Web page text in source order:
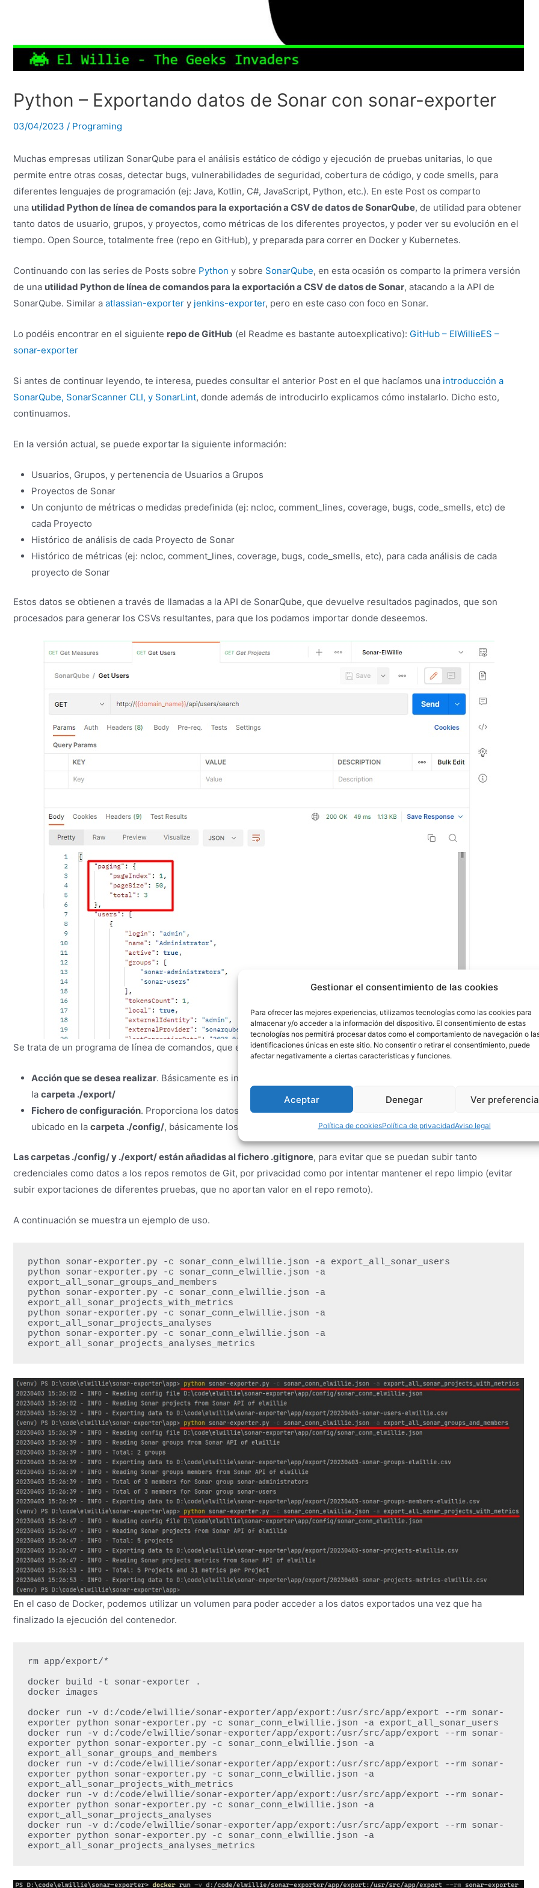
Gestionar el consentimiento de las cookies
Para ofrecer las mejores experiencias, utilizamos tecnologías como las cookies para
almacenar y/o acceder a la información del dispositivo. El consentimiento de estas
tecnologías nos permitirá procesar datos como el comportamiento de navegación o
identificaciones únicas en este sitio. No consentir o retirar el consentimiento, puede
afectar negativamente a ciertas características y funciones.
Aceptar Denegar Ver
Política de cookiesPolítica de privacidadAviso legal
Python – Exportando datos de Sonar con sonar-exporter
03/04/2023 / Programing
Muchas empresas utilizan SonarQube para el análisis estático de código y ejecución de pruebas unitarias, lo que
permite entre otras cosas, detectar bugs, vulnerabilidades de seguridad, cobertura de código, y code smells, para
diferentes lenguajes de programación (ej: Java, Kotlin, C#, JavaScript, Python, etc.). En este Post os comparto
una utilidad Python de línea de comandos para la exportación a CSV de datos de SonarQube, de utilidad para obtener
tanto datos de usuario, grupos, y proyectos, como métricas de los diferentes proyectos, y poder ver su evolución en el
tiempo. Open Source, totalmente free (repo en GitHub), y preparada para correr en Docker y Kubernetes.
Continuando con las series de Posts sobre Python y sobre SonarQube, en esta ocasión os comparto la primera versión
de una utilidad Python de línea de comandos para la exportación a CSV de datos de Sonar, atacando a la API de
SonarQube. Similar a atlassian-exporter y jenkins-exporter, pero en este caso con foco en Sonar.
Lo podéis encontrar en el siguiente repo de GitHub (el Readme es bastante autoexplicativo): GitHub – ElWillieES –
sonar-exporter
Si antes de continuar leyendo, te interesa, puedes consultar el anterior Post en el que hacíamos una introducción a
SonarQube, SonarScanner CLI, y SonarLint, donde además de introducirlo explicamos cómo instalarlo. Dicho esto,
continuamos.
En la versión actual, se puede exportar la siguiente información:
Usuarios, Grupos, y pertenencia de Usuarios a Grupos
Proyectos de Sonar
Un conjunto de métricas o medidas predefinida (ej: ncloc, comment_lines, coverage, bugs, code_smells, etc) de
cada Proyecto
Histórico de análisis de cada Proyecto de Sonar
Histórico de métricas (ej: ncloc, comment_lines, coverage, bugs, code_smells, etc), para cada análisis de cada
proyecto de Sonar
Estos datos se obtienen a través de llamadas a la API de SonarQube, que devuelve resultados paginados, que son
procesados para generar los CSVs resultantes, para que los podamos importar donde deseemos.
Se trata de un programa de línea de comandos, que espera recibir dos parámetros:
Acción que se desea realizar. Básicamente es indicar qué datos deseamos exportar, que se generarán en
la carpeta ./export/
Fichero de configuración. Proporciona los datos de conexión en un fichero JSON con una formato determinado
ubicado en la carpeta ./config/, básicamente los datos de conexión a Sonar.
Las carpetas ./config/ y ./export/ están añadidas al fichero .gitignore, para evitar que se puedan subir tanto
credenciales como datos a los repos remotos de Git, por privacidad como por intentar mantener el repo limpio (evitar
subir exportaciones de diferentes pruebas, que no aportan valor en el repo remoto).
A continuación se muestra un ejemplo de uso.
python sonar-exporter.py -c sonar_conn_elwillie.json -a export_all_sonar_users
python sonar-exporter.py -c sonar_conn_elwillie.json -a
export_all_sonar_groups_and_members
python sonar-exporter.py -c sonar_conn_elwillie.json -a
export_all_sonar_projects_with_metrics
python sonar-exporter.py -c sonar_conn_elwillie.json -a
export_all_sonar_projects_analyses
python sonar-exporter.py -c sonar_conn_elwillie.json -a
export_all_sonar_projects_analyses_metrics
En el caso de Docker, podemos utilizar un volumen para poder acceder a los datos exportados una vez que ha
finalizado la ejecución del contenedor.
rm app/export/*
docker build -t sonar-exporter .
docker images
docker run -v d:/code/elwillie/sonar-exporter/app/export:/usr/src/app/export --rm sonar-
exporter python sonar-exporter.py -c sonar_conn_elwillie.json -a export_all_sonar_users
docker run -v d:/code/elwillie/sonar-exporter/app/export:/usr/src/app/export --rm sonar-
exporter python sonar-exporter.py -c sonar_conn_elwillie.json -a
export_all_sonar_groups_and_members
docker run -v d:/code/elwillie/sonar-exporter/app/export:/usr/src/app/export --rm sonar-
exporter python sonar-exporter.py -c sonar_conn_elwillie.json -a
export_all_sonar_projects_with_metrics
docker run -v d:/code/elwillie/sonar-exporter/app/export:/usr/src/app/export --rm sonar-
exporter python sonar-exporter.py -c sonar_conn_elwillie.json -a
export_all_sonar_projects_analyses
docker run -v d:/code/elwillie/sonar-exporter/app/export:/usr/src/app/export --rm sonar-
exporter python sonar-exporter.py -c sonar_conn_elwillie.json -a
export_all_sonar_projects_analyses_metrics